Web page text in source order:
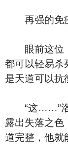
再强的免疫
眼前这位，
都可以轻易
是天道可以抗
“这……”洛
露出失落之
道完整，他就